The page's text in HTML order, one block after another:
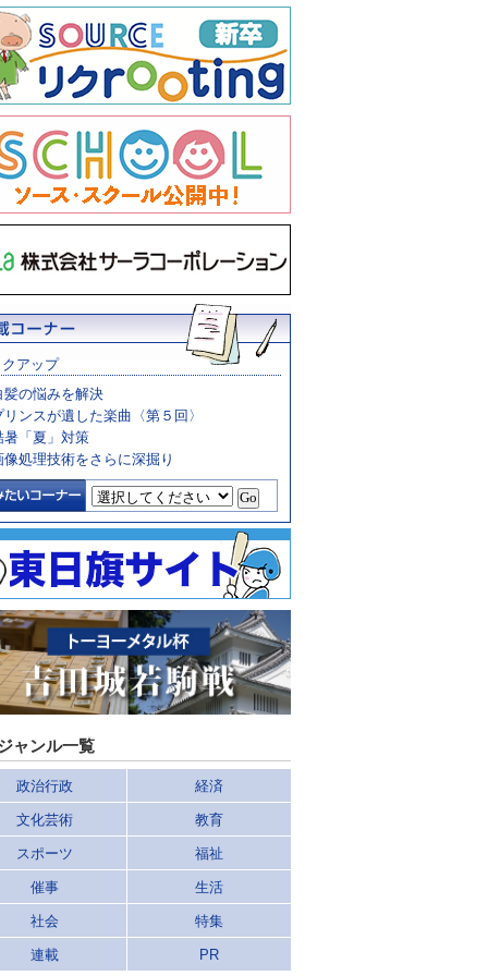
アップ
髪の悩みを解決
リンスが遺した楽曲〈第５回〉
暑「夏」対策
像処理技術をさらに深掘り
ャンル一覧
政治行政 経済
文化芸術 教育
スポーツ 福祉
催事 生活
社会 特集
連載 PR